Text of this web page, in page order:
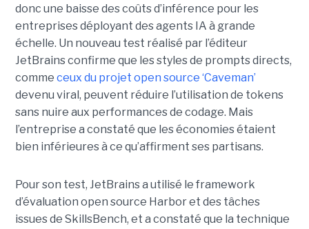
donc une baisse des coûts d’inférence pour les
entreprises déployant des agents IA à grande
échelle. Un nouveau test réalisé par l’éditeur
JetBrains confirme que les styles de prompts directs,
comme ceux du projet open source ‘Caveman’
devenu viral, peuvent réduire l’utilisation de tokens
sans nuire aux performances de codage. Mais
l’entreprise a constaté que les économies étaient
bien inférieures à ce qu’affirment ses partisans.
Pour son test, JetBrains a utilisé le framework
d’évaluation open source Harbor et des tâches
issues de SkillsBench, et a constaté que la technique